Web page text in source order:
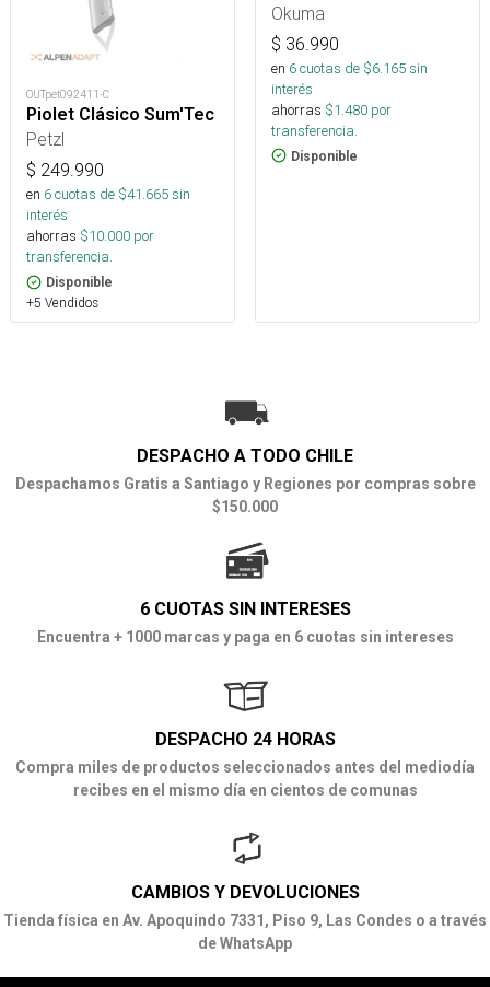
OUTpet092411-C
Piolet Clásico Sum'Tec
Petzl
$ 249.990
en 6cuotas de $41.665sin
interés
ahorras $10.000 por
transferencia.
Disponible
+5 Vendidos
Okuma
$ 36.990
en 6cuotas de $6.165sin
interés
ahorras $1.480 por
transferencia.
Disponible
DESPACHO A TODO CHILE
Despachamos Gratis a Santiago y Regiones por compras sobre
$150.000
6 CUOTAS SIN INTERESES
Encuentra + 1000 marcas y paga en 6 cuotas sin intereses
DESPACHO 24 HORAS
Compra miles de productos seleccionados antes del mediodía
recibes en el mismo día en cientos de comunas
CAMBIOS Y DEVOLUCIONES
Tienda física en Av. Apoquindo 7331, Piso 9, Las Condes o a través
de WhatsApp